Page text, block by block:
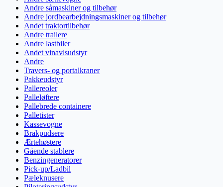
Andre såmaskiner og tilbehør
Andre jordbearbejdningsmaskiner og tilbehør
Andet traktortilbehør
Andre trailere
Andre lastbiler
Andet vinavlsudstyr
Andre
Travers- og portalkraner
Pakkeudstyr
Pallereoler
Palleløftere
Pallebrede containere
Palletister
Kassevogne
Brakpudsere
Ærtehøstere
Gående stablere
Benzingeneratorer
Pick-up/Ladbil
Pæleknusere